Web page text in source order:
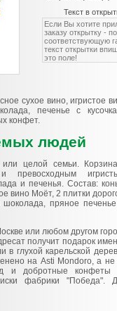
Текст в
сухое вино, игристое
печенье с
конфет.
людей
или целой семьи.
превосходным
и печенья. Состав:
вино Моёт, 2 плитки
шоколада, пряное
или любом другом
получит подарок
в глухой карельской
на Asti Mondoro, а не
и добротные конфеты
фабрики "Победа".